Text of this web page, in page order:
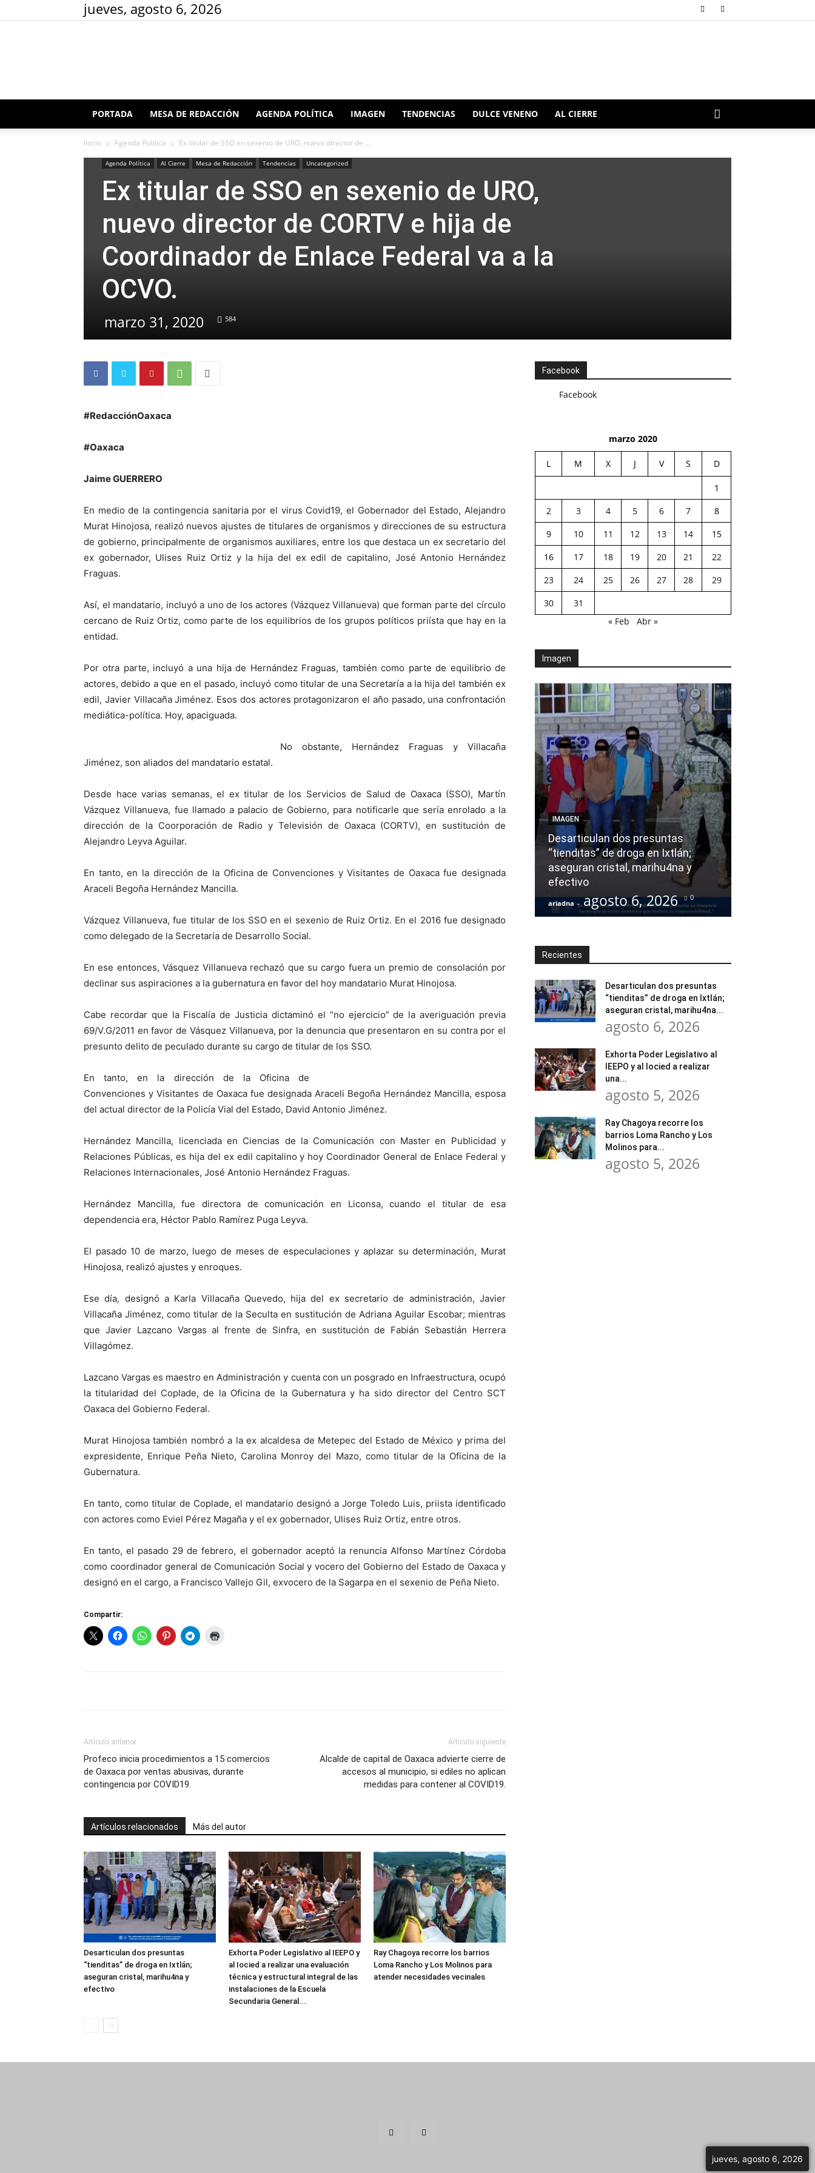
jueves, agosto 6, 2026
Redacción
PORTADA MESA DE REDACCIÓN AGENDA POLÍTICA IMAGEN TENDENCIAS DULCE VENENO AL CIERRE
Inicio Agenda Política Ex titular de SSO en sexenio de URO, nuevo director de ...
Agenda Política Al Cierre Mesa de Redacción Tendencias Uncategorized
Ex titular de SSO en sexenio de URO,
nuevo director de CORTV e hija de
Coordinador de Enlace Federal va a la
OCVO.
marzo 31, 2020 584
#RedacciónOaxaca
#Oaxaca
Jaime GUERRERO
En medio de la contingencia sanitaria por el virus Covid19, el Gobernador del Estado, Alejandro
Murat Hinojosa, realizó nuevos ajustes de titulares de organismos y direcciones de su estructura
de gobierno, principalmente de organismos auxiliares, entre los que destaca un ex secretario del
ex gobernador, Ulises Ruiz Ortiz y la hija del ex edil de capitalino, José Antonio Hernández
Fraguas.
Así, el mandatario, incluyó a uno de los actores (Vázquez Villanueva) que forman parte del círculo
cercano de Ruiz Ortiz, como parte de los equilibrios de los grupos políticos priísta que hay en la
entidad.
Por otra parte, incluyó a una hija de Hernández Fraguas, también como parte de equilibrio de
actores, debido a que en el pasado, incluyó como titular de una Secretaría a la hija del también ex
edil, Javier Villacaña Jiménez. Esos dos actores protagonizaron el año pasado, una confrontación
mediática-política. Hoy, apaciguada.
No obstante, Hernández Fraguas y Villacaña
Jiménez, son aliados del mandatario estatal.
Desde hace varias semanas, el ex titular de los Servicios de Salud de Oaxaca (SSO), Martín
Vázquez Villanueva, fue llamado a palacio de Gobierno, para notificarle que sería enrolado a la
dirección de la Coorporación de Radio y Televisión de Oaxaca (CORTV), en sustitución de
Alejandro Leyva Aguilar.
En tanto, en la dirección de la Oficina de Convenciones y Visitantes de Oaxaca fue designada
Araceli Begoña Hernández Mancilla.
Vázquez Villanueva, fue titular de los SSO en el sexenio de Ruiz Ortiz. En el 2016 fue designado
como delegado de la Secretaría de Desarrollo Social.
En ese entonces, Vásquez Villanueva rechazó que su cargo fuera un premio de consolación por
declinar sus aspiraciones a la gubernatura en favor del hoy mandatario Murat Hinojosa.
Cabe recordar que la Fiscalía de Justicia dictaminó el “no ejercicio” de la averiguación previa
69/V.G/2011 en favor de Vásquez Villanueva, por la denuncia que presentaron en su contra por el
presunto delito de peculado durante su cargo de titular de los SSO.
En tanto, en la dirección de la Oficina de
Convenciones y Visitantes de Oaxaca fue designada Araceli Begoña Hernández Mancilla, esposa
del actual director de la Policía Vial del Estado, David Antonio Jiménez.
Hernández Mancilla, licenciada en Ciencias de la Comunicación con Master en Publicidad y
Relaciones Públicas, es hija del ex edil capitalino y hoy Coordinador General de Enlace Federal y
Relaciones Internacionales, José Antonio Hernández Fraguas.
Hernández Mancilla, fue directora de comunicación en Liconsa, cuando el titular de esa
dependencia era, Héctor Pablo Ramírez Puga Leyva.
El pasado 10 de marzo, luego de meses de especulaciones y aplazar su determinación, Murat
Hinojosa, realizó ajustes y enroques.
Ese día, designó a Karla Villacaña Quevedo, hija del ex secretario de administración, Javier
Villacaña Jiménez, como titular de la Seculta en sustitución de Adriana Aguilar Escobar; mientras
que Javier Lazcano Vargas al frente de Sinfra, en sustitución de Fabián Sebastián Herrera
Villagómez.
Lazcano Vargas es maestro en Administración y cuenta con un posgrado en Infraestructura, ocupó
la titularidad del Coplade, de la Oficina de la Gubernatura y ha sido director del Centro SCT
Oaxaca del Gobierno Federal.
Murat Hinojosa también nombró a la ex alcaldesa de Metepec del Estado de México y prima del
expresidente, Enrique Peña Nieto, Carolina Monroy del Mazo, como titular de la Oficina de la
Gubernatura.
En tanto, como titular de Coplade, el mandatario designó a Jorge Toledo Luis, priista identificado
con actores como Eviel Pérez Magaña y el ex gobernador, Ulises Ruiz Ortiz, entre otros.
En tanto, el pasado 29 de febrero, el gobernador aceptó la renuncia Alfonso Martínez Córdoba
como coordinador general de Comunicación Social y vocero del Gobierno del Estado de Oaxaca y
designó en el cargo, a Francisco Vallejo Gil, exvocero de la Sagarpa en el sexenio de Peña Nieto.
Compartir:
Artículo anterior
Profeco inicia procedimientos a 15 comercios
de Oaxaca por ventas abusivas, durante
contingencia por COVID19.
Artículo siguiente
Alcalde de capital de Oaxaca advierte cierre de
accesos al municipio, si ediles no aplican
medidas para contener al COVID19.
Artículos relacionados Más del autor
Desarticulan dos presuntas
“tienditas” de droga en Ixtlán;
aseguran cristal, marihu4na y
efectivo
Exhorta Poder Legislativo al IEEPO y
al Iocied a realizar una evaluación
técnica y estructural integral de las
instalaciones de la Escuela
Secundaria General...
Ray Chagoya recorre los barrios
Loma Rancho y Los Molinos para
atender necesidades vecinales
Facebook
Facebook
marzo 2020
L M X J V S D
1
2
3 4 5 6 7
8
9
10 11 12 13 14
15
16
17 18 19 20 21
22
23
24 25 26 27 28
29
30
31
« Feb
Abr »
Imagen
IMAGEN
Desarticulan dos presuntas
“tienditas” de droga en Ixtlán;
aseguran cristal, marihu4na y
efectivo
ariadna - agosto 6, 2026 0
Recientes
Desarticulan dos presuntas
“tienditas” de droga en Ixtlán;
aseguran cristal, marihu4na...
agosto 6, 2026
Exhorta Poder Legislativo al
IEEPO y al Iocied a realizar
una...
agosto 5, 2026
Ray Chagoya recorre los
barrios Loma Rancho y Los
Molinos para...
agosto 5, 2026
jueves, agosto 6, 2026